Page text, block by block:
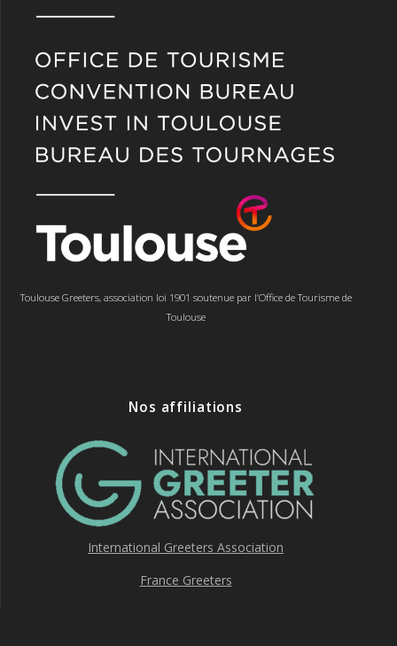
Toulouse Greeters, association loi 1901 soutenue par l’Office de Tourisme de
Toulouse
Nos affiliations
International Greeters Association
France Greeters